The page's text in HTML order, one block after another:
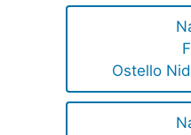
Ostello